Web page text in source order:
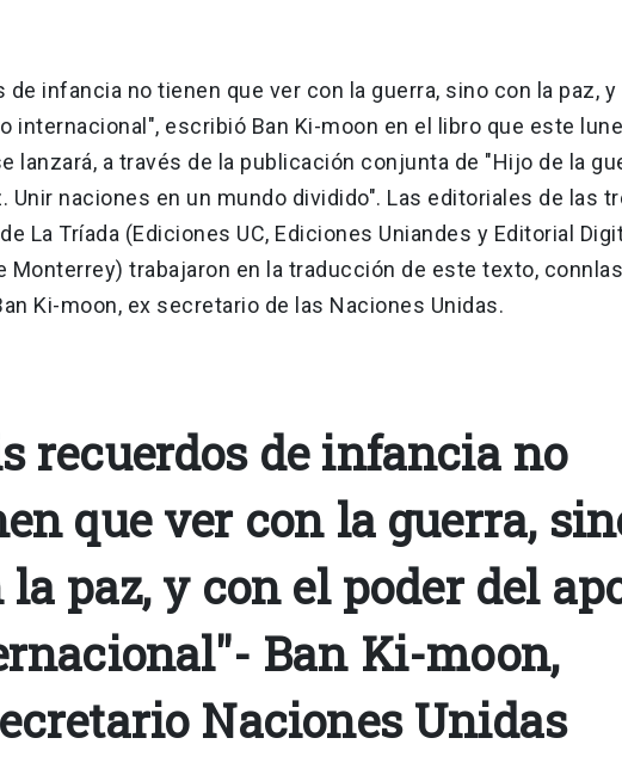
infancia no tienen que ver con la guerra, sino con la paz, y
internacional", escribió Ban Ki-moon en el libro que este
lanzará, a través de la publicación conjunta de "Hijo de la
Unir naciones en un mundo dividido". Las editoriales de las
La Tríada (Ediciones UC, Ediciones Uniandes y Editorial
Monterrey) trabajaron en la traducción de este texto, connlas
Ki-moon, ex secretario de las Naciones Unidas.
recuerdos de infancia no
que ver con la guerra,
la paz, y con el poder del
Ban Ki-moon,
Naciones Unidas